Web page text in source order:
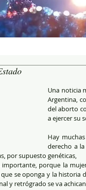
Una noticia
Argentina,
del aborto
a ejercer su
Hay
derecho a
por supuesto genéticas,
se oponga y la historia
y retrógrado se va